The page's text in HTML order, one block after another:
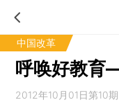
中国改革
呼唤好教
2012年10月01日第10期